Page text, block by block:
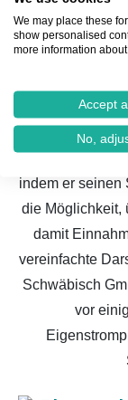
Eine
erzeugen,
einen trägt er
wird er
indem er seinen
die Möglichkeit,
damit
vereinfachte
Schwäbisch
vor
We may place these
show personalised
more information
Accept
No,